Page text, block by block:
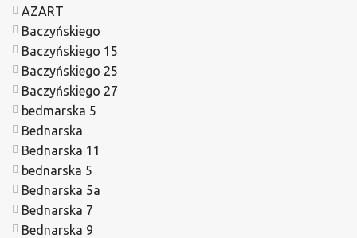
AZART
Baczyńskiego
Baczyńskiego 15
Baczyńskiego 25
Baczyńskiego 27
bedmarska 5
Bednarska
Bednarska 11
bednarska 5
Bednarska 5a
Bednarska 7
Bednarska 9